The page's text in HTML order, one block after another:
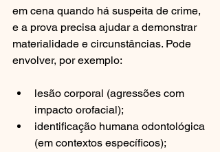
em cena quando há suspeita de crime,
e a prova precisa ajudar a demonstrar
materialidade e circunstâncias. Pode
envolver, por exemplo:
lesão corporal (agressões com
impacto orofacial);
identificação humana odontológica
(em contextos específicos);